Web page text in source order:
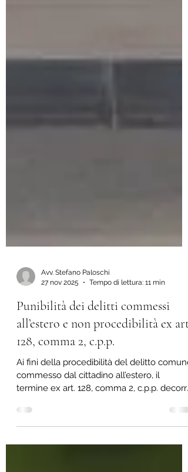
27 nov 2025
Tempo di lettura: 11 min
Punibilità dei delitti commessi
all’estero e non procedibilità ex art.
128, comma 2, c.p.p.
Ai fini della procedibilità del delitto comune
commesso dal cittadino all’estero, il
termine ex art. 128, comma 2, c.p.p. decorre